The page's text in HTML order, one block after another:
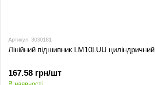
Артикул: 3030181
Лінійний підшипник LM10LUU циліндричний
167.58 грн/шт